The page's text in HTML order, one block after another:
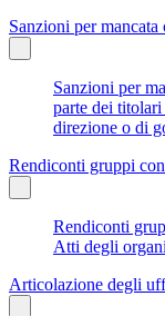
Sanzioni per
Sanzioni per
parte dei
direzione o di
Rendiconti gruppi
Rendiconti
Atti degli
Articolazione degli